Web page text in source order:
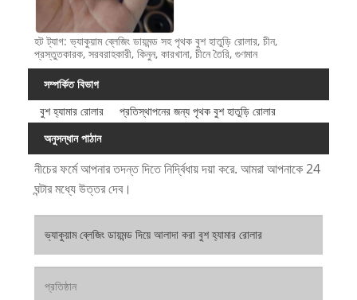
হট ট্যাগ: ভ্যাকুয়াম ব্লেজিং ডায়মন্ড সহ পৃথক বুশ হাতুড়ি রোলার, চীন,
প্রস্তুতকারক, সরবরাহকারী, কিনুন, কারখানা, চীনে তৈরি, গুণমান
সম্পর্কিত বিভাগ
বুশ হ্যামার রোলার
প্রতিস্থাপনের জন্য পৃথক বুশ হাতুড়ি রোলার
অনুসন্ধান পাঠান
নীচের ফর্মে আপনার তদন্ত দিতে নির্দ্বিধায় দয়া করে. আমরা আপনাকে 24
ঘন্টার মধ্যে উত্তর দেব।